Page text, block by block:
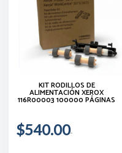
KIT RODILLOS DE
ALIMENTACIÓN XEROX
116R00003 100000 PÁGINAS
$540.00